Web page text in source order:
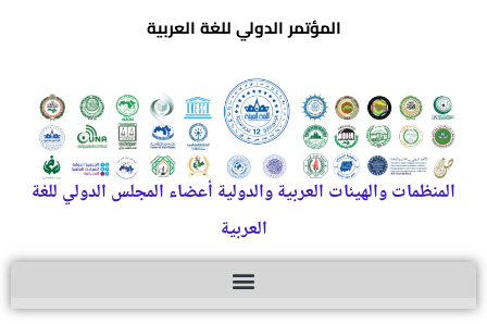
المؤتمر الدولي للغة العربية
المنظمات والهيئات العربية والدولية أعضاء المجلس الدولي للغة
العربية